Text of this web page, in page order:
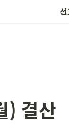
선
결산